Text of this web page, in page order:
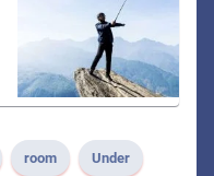
room Under